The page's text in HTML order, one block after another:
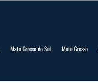
Mato Grosso do Sul Mato Grosso